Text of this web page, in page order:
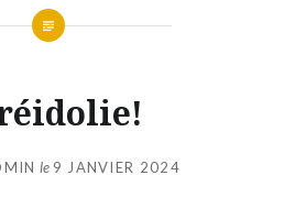
le 9 JANVIER 2024